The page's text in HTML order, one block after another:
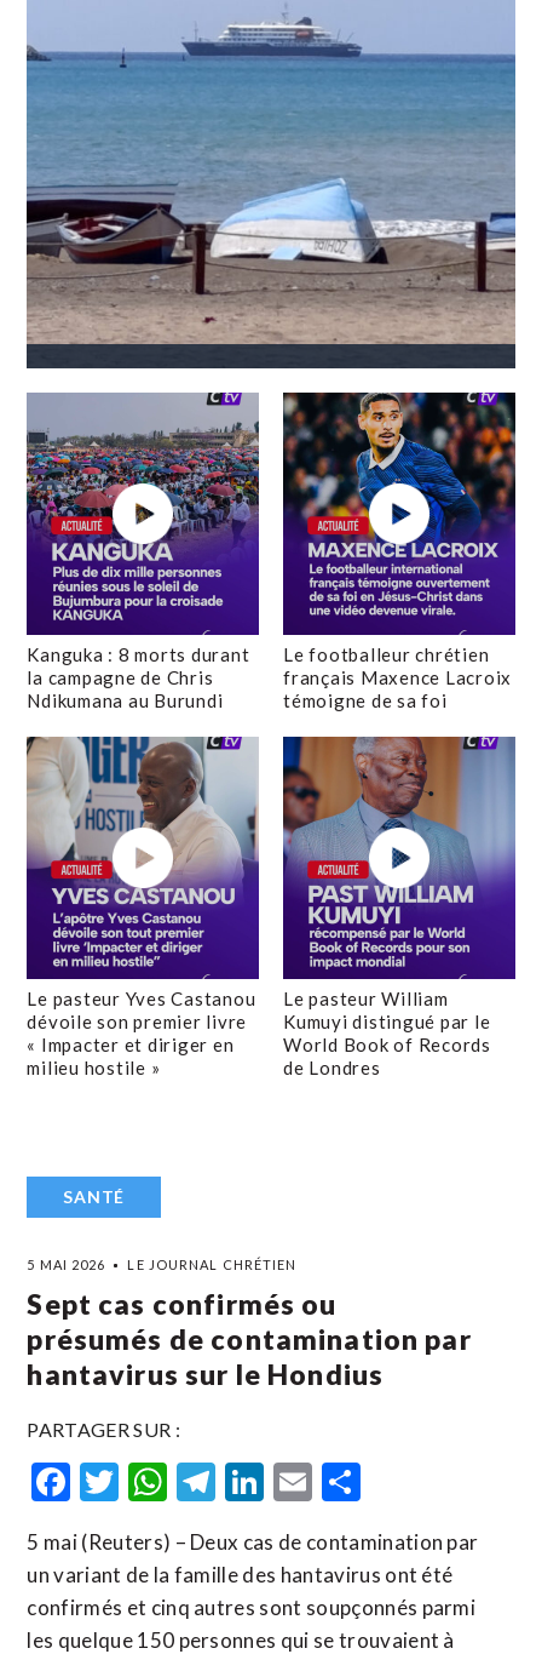
Kanguka : 8 morts durant
la campagne de Chris
Ndikumana au Burundi
Le footballeur chrétien
français Maxence Lacroix
témoigne de sa foi
Le pasteur Yves Castanou
dévoile son premier livre
« Impacter et diriger en
milieu hostile »
Le pasteur William
Kumuyi distingué par le
World Book of Records
de Londres
SANTÉ
5 MAI 2026 LE JOURNAL CHRÉTIEN
Sept cas confirmés ou
présumés de contamination par
hantavirus sur le Hondius
PARTAGER SUR :
Facebook
Twitter
WhatsApp
Telegram
LinkedIn
Email
5 mai (Reuters) – Deux cas de contamination par
un variant de la famille des hantavirus ont été
confirmés et cinq autres sont soupçonnés parmi
les quelque 150 personnes qui se trouvaient à